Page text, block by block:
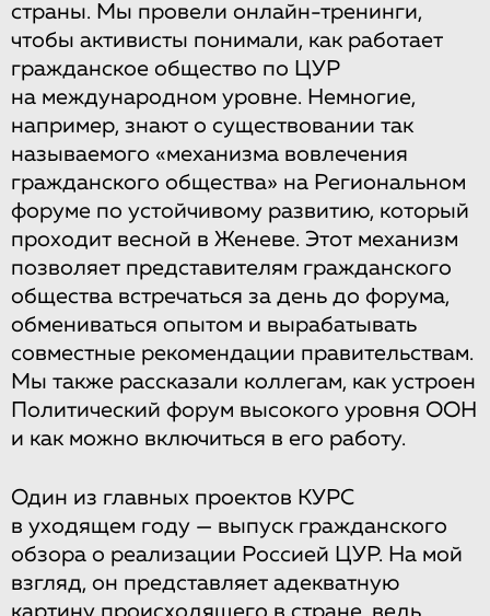
страны. Мы провели онлайн-тренинги,
чтобы активисты понимали, как работает
гражданское общество по ЦУР
на международном уровне. Немногие,
например, знают о существовании так
называемого «механизма вовлечения
гражданского общества» на Региональном
форуме по устойчивому развитию, который
проходит весной в Женеве. Этот механизм
позволяет представителям гражданского
общества встречаться за день до форума,
обмениваться опытом и вырабатывать
совместные рекомендации правительствам.
Мы также рассказали коллегам, как устроен
Политический форум высокого уровня ООН
и как можно включиться в его работу.
Один из главных проектов КУРС
в уходящем году — выпуск гражданского
обзора о реализации Россией ЦУР. На мой
взгляд, он представляет адекватную
картину происходящего в стране, ведь